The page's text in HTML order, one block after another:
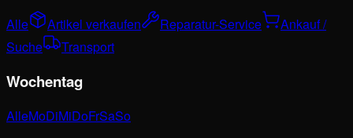
Alle Artikel verkaufen Reparatur-Service
Ankauf /
Suche
Transport
Wochentag
AlleMoDiMiDoFrSaSo